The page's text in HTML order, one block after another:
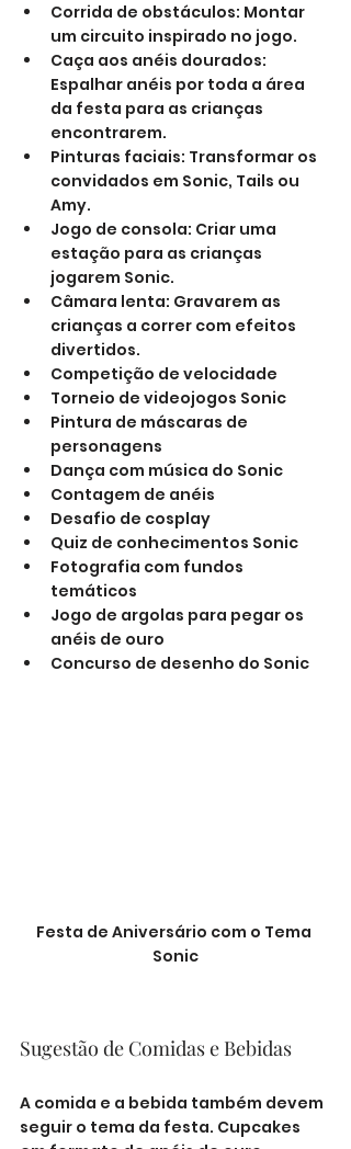
Corrida de obstáculos: Montar
um circuito inspirado no jogo.
Caça aos anéis dourados:
Espalhar anéis por toda a área
da festa para as crianças
encontrarem.
Pinturas faciais: Transformar os
convidados em Sonic, Tails ou
Amy.
Jogo de consola: Criar uma
estação para as crianças
jogarem Sonic.
Câmara lenta: Gravarem as
crianças a correr com efeitos
divertidos.
Competição de velocidade
Torneio de videojogos Sonic
Pintura de máscaras de
personagens
Dança com música do Sonic
Contagem de anéis
Desafio de cosplay
Quiz de conhecimentos Sonic
Fotografia com fundos
temáticos
Jogo de argolas para pegar os
anéis de ouro
Concurso de desenho do Sonic
Festa de Aniversário com o Tema
Sonic
Sugestão de Comidas e Bebidas
A comida e a bebida também devem
seguir o tema da festa. Cupcakes